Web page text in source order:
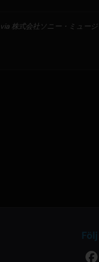
via 株式会社ソニー・ミュー